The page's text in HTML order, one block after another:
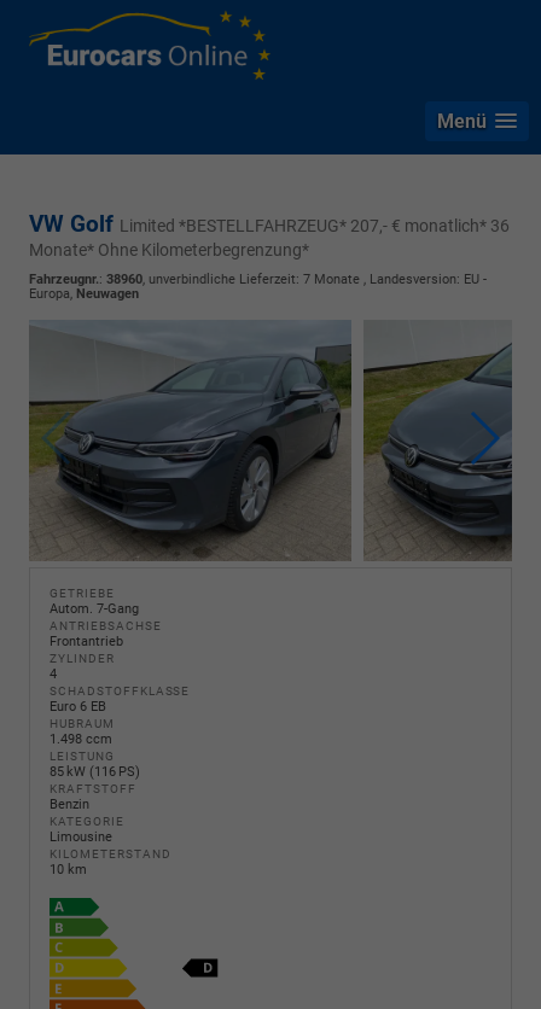
Menü
VW Golf Limited *BESTELLFAHRZEUG* 207,- € monatlich* 36
Monate* Ohne Kilometerbegrenzung*
Fahrzeugnr.: 38960, unverbindliche Lieferzeit: 7 Monate , Landesversion: EU -
Europa, Neuwagen
GETRIEBE
Autom. 7-Gang
ANTRIEBSACHSE
Frontantrieb
ZYLINDER
4
SCHADSTOFFKLASSE
Euro 6 EB
HUBRAUM
1.498 ccm
LEISTUNG
85 kW (116 PS)
KRAFTSTOFF
Benzin
KATEGORIE
Limousine
KILOMETERSTAND
10 km